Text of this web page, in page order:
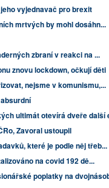
vyjednavač pro brexit
mrtvých by mohl dosáhn...
zbraní v reakci na ...
znovu lockdown, očkují děti
nejsme v komunismu,...
ultimát otevírá dveře další
Zavoral ustoupil
které je podle něj třeb...
na covid 192 dě...
poplatky na